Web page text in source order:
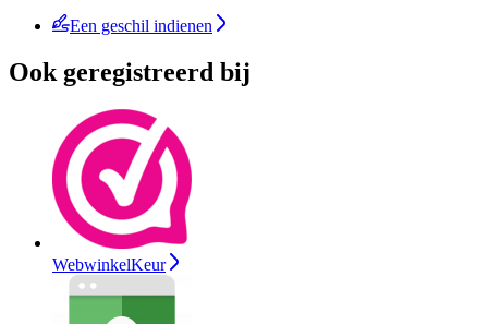
Een geschil indienen
Ook geregistreerd bij
WebwinkelKeur